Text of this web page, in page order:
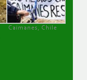
Caimanes, Chile